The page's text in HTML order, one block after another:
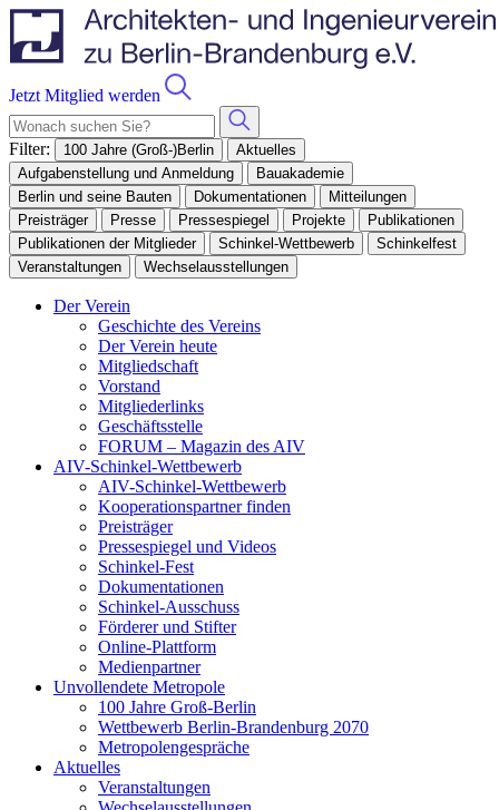
Jetzt Mitglied werden
Filter: 100 Jahre (Groß-)Berlin
Aktuelles
Aufgabenstellung und Anmeldung
Bauakademie
Berlin und seine Bauten
Dokumentationen
Mitteilungen
Preisträger
Presse Pressespiegel Projekte
Publikationen
Publikationen der Mitglieder
Schinkel-Wettbewerb
Schinkelfest
Veranstaltungen
Wechselausstellungen
Der Verein
Geschichte des Vereins
Der Verein heute
Mitgliedschaft
Vorstand
Mitgliederlinks
Geschäftsstelle
FORUM – Magazin des AIV
AIV-Schinkel-Wettbewerb
AIV-Schinkel-Wettbewerb
Kooperationspartner finden
Preisträger
Pressespiegel und Videos
Schinkel-Fest
Dokumentationen
Schinkel-Ausschuss
Förderer und Stifter
Online-Plattform
Medienpartner
Unvollendete Metropole
100 Jahre Groß-Berlin
Wettbewerb Berlin-Brandenburg 2070
Metropolengespräche
Aktuelles
Veranstaltungen